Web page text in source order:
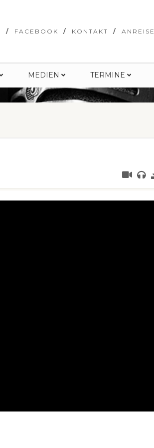
FACEBOOK KONTAKT ANREISE
MEDIEN TERMINE